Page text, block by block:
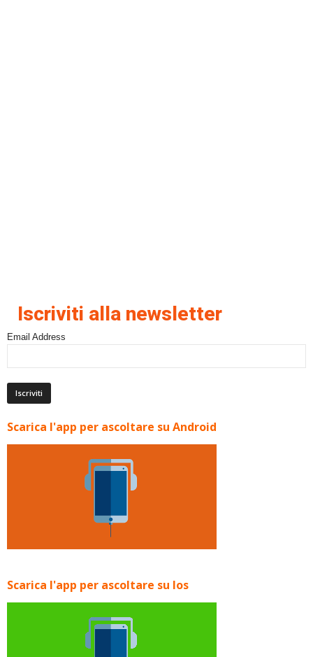
Iscriviti alla newsletter
Email Address
Scarica l'app per ascoltare su Android
Scarica l'app per ascoltare su Ios